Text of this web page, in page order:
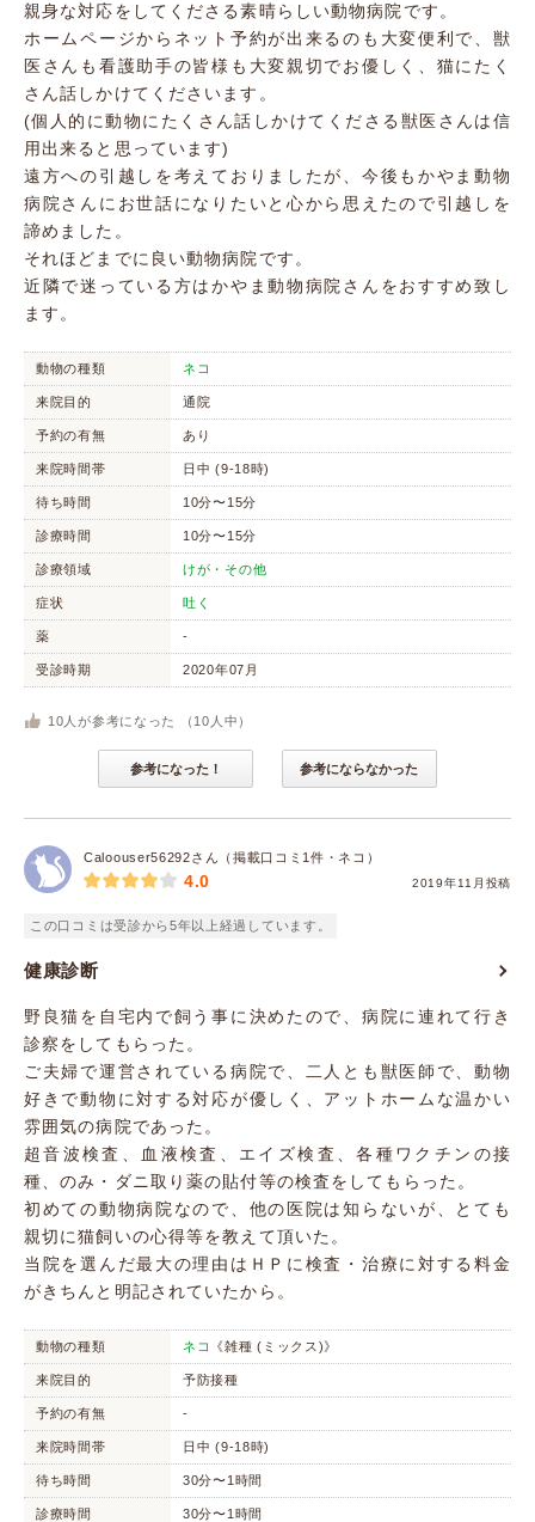
親身な対応をしてくださる素晴らしい動物病院です。
ホームページからネット予約が出来るのも大変便利で、獣
医さんも看護助手の皆様も大変親切でお優しく、猫にたく
さん話しかけてくださいます。
(個人的に動物にたくさん話しかけてくださる獣医さんは信
用出来ると思っています)
遠方への引越しを考えておりましたが、今後もかやま動物
病院さんにお世話になりたいと心から思えたので引越しを
諦めました。
それほどまでに良い動物病院です。
近隣で迷っている方はかやま動物病院さんをおすすめ致し
ます。
動物の種類 ネコ
来院目的 通院
予約の有無 あり
来院時間帯 日中 (9-18時)
待ち時間 10分〜15分
診療時間 10分〜15分
診療領域 けが・その他
症状 吐く
薬 -
受診時期 2020年07月
10 人が参考になった （ 10 人中）
参考になった！ 参考にならなかった
Caloouser56292さん（掲載口コミ1件・ネコ）
2019年11月投稿
4.0
この口コミは受診から5年以上経過しています。
健康診断
野良猫を自宅内で飼う事に決めたので、病院に連れて行き
診察をしてもらった。
ご夫婦で運営されている病院で、二人とも獣医師で、動物
好きで動物に対する対応が優しく、アットホームな温かい
雰囲気の病院であった。
超音波検査、血液検査、エイズ検査、各種ワクチンの接
種、のみ・ダニ取り薬の貼付等の検査をしてもらった。
初めての動物病院なので、他の医院は知らないが、とても
親切に猫飼いの心得等を教えて頂いた。
当院を選んだ最大の理由はＨＰに検査・治療に対する料金
がきちんと明記されていたから。
動物の種類 ネコ 《雑種 (ミックス)》
来院目的 予防接種
予約の有無 -
来院時間帯 日中 (9-18時)
待ち時間 30分〜1時間
診療時間 30分〜1時間